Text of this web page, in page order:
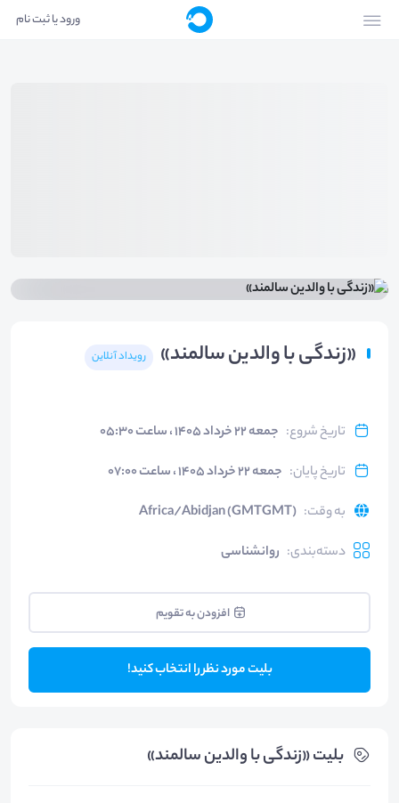
ورود یا ثبت نام
«زندگی با والدین سالمند» رویداد آنلاین
تاریخ شروع: جمعه ۲۲ خرداد ۱۴۰۵ ، ساعت ۰۵:۳۰
تاریخ پایان: جمعه ۲۲ خرداد ۱۴۰۵ ، ساعت ۰۷:۰۰
به وقت:
Africa/Abidjan (GMTGMT)
دسته‌بندی: روانشناسی
افزودن به تقویم
بلیت مورد نظر را انتخاب کنید!
بلیت‌ «زندگی با والدین سالمند»